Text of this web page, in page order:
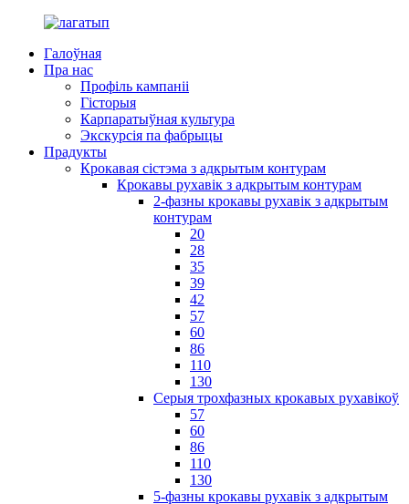
Галоўная
Пра нас
Профіль кампаніі
Гісторыя
Карпаратыўная культура
Экскурсія па фабрыцы
Прадукты
Крокавая сістэма з адкрытым контурам
Крокавы рухавік з адкрытым контурам
2-фазны крокавы рухавік з адкрытым
контурам
20
28
35
39
42
57
60
86
110
130
Серыя трохфазных крокавых рухавікоў
57
60
86
110
130
5-фазны крокавы рухавік з адкрытым